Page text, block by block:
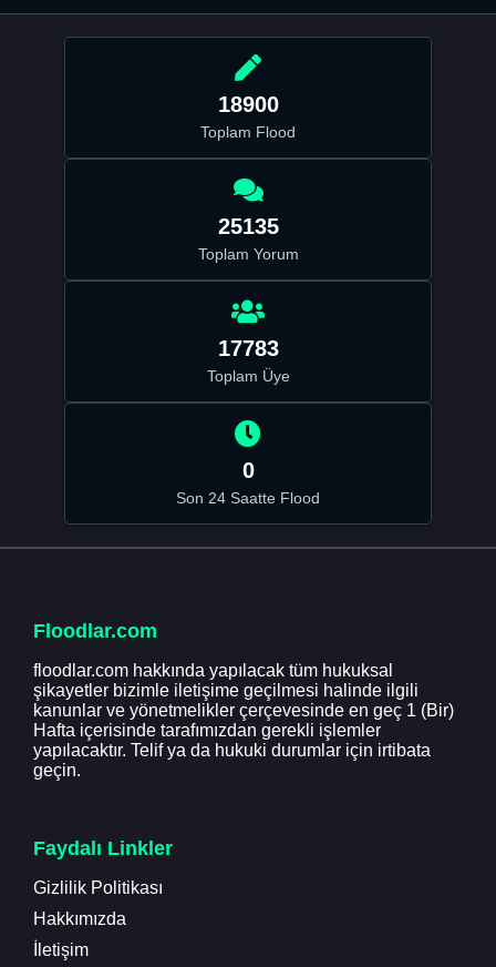
18900
Toplam Flood
25135
Toplam Yorum
17783
Toplam Üye
0
Son 24 Saatte Flood
Floodlar.com
floodlar.com hakkında yapılacak tüm hukuksal
şikayetler bizimle iletişime geçilmesi halinde ilgili
kanunlar ve yönetmelikler çerçevesinde en geç 1 (Bir)
Hafta içerisinde tarafımızdan gerekli işlemler
yapılacaktır. Telif ya da hukuki durumlar için irtibata
geçin.
Faydalı Linkler
Gizlilik Politikası
Hakkımızda
İletişim